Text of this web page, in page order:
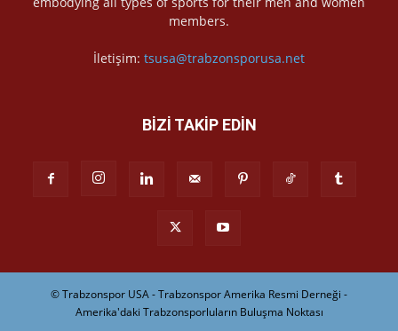
members.
İletişim: tsusa@trabzonsporusa.net
BİZİ TAKİP EDİN
© Trabzonspor USA - Trabzonspor Amerika Resmi Derneği -
Amerika'daki Trabzonsporluların Buluşma Noktası